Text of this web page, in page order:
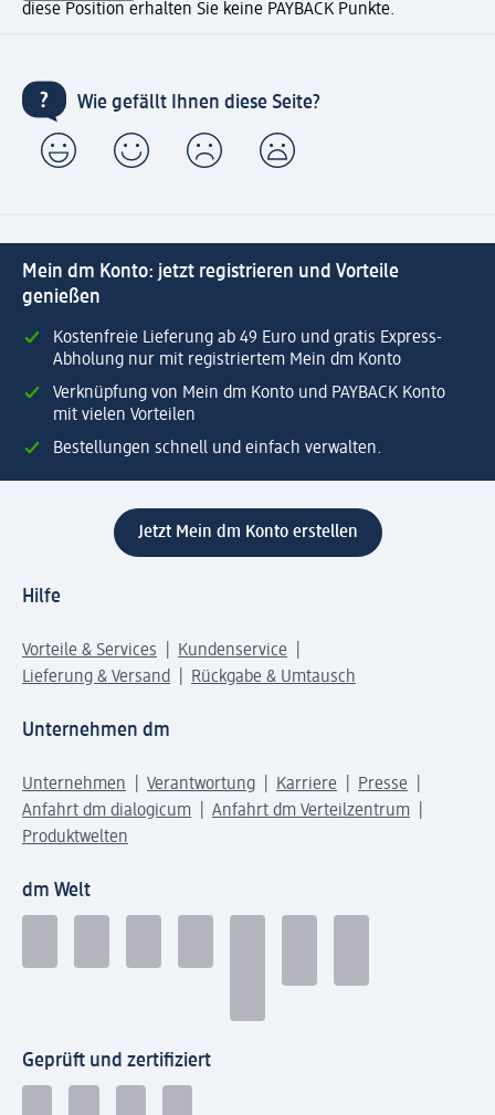
diese Position erhalten Sie keine PAYBACK Punkte.
Wie gefällt Ihnen diese Seite?
Mein dm Konto: jetzt registrieren und Vorteile
genießen
Kostenfreie Lieferung ab 49 Euro und gratis Express-
Abholung nur mit registriertem Mein dm Konto
Verknüpfung von Mein dm Konto und PAYBACK Konto
mit vielen Vorteilen
Bestellungen schnell und einfach verwalten.
Jetzt Mein dm Konto erstellen
Hilfe
Vorteile & Services
Kundenservice
Lieferung & Versand
Rückgabe & Umtausch
Unternehmen dm
Unternehmen Verantwortung Karriere
Presse
Anfahrt dm dialogicum
Anfahrt dm Verteilzentrum
Produktwelten
dm Welt
Geprüft und zertifiziert